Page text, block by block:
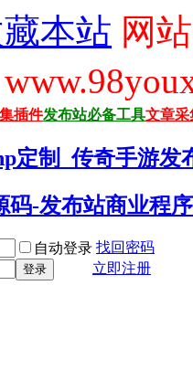
本站 网
插件发布站必备工具文章采
自动登录 找回密码
登录
立即注册